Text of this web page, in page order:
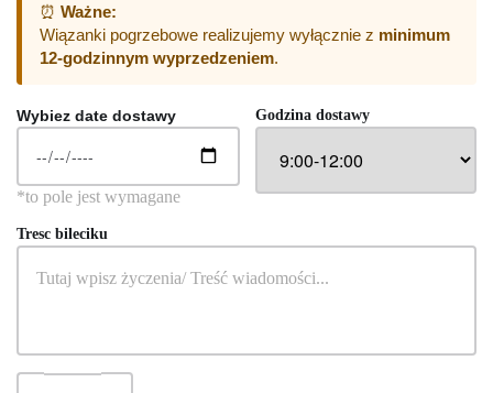
⏰ Ważne:
Wiązanki pogrzebowe realizujemy wyłącznie z minimum
12-godzinnym wyprzedzeniem.
Wybiez date dostawy Godzina dostawy
Tresc bileciku